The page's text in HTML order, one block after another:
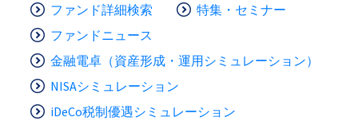
ファンド詳細検索
特集・セミナー
ファンドニュース
金融電卓（資産形成・運用シミュレーション）
NISAシミュレーション
iDeCo税制優遇シミュレーション